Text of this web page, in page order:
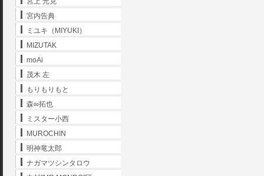
宮内告典
ミユキ（MIYUKI）
MIZUTAK
moAi
茂木 左
もりもりもと
森∞拓也
ミスター小西
MUROCHIN
明神竜太郎
ナガマツシンタロウ